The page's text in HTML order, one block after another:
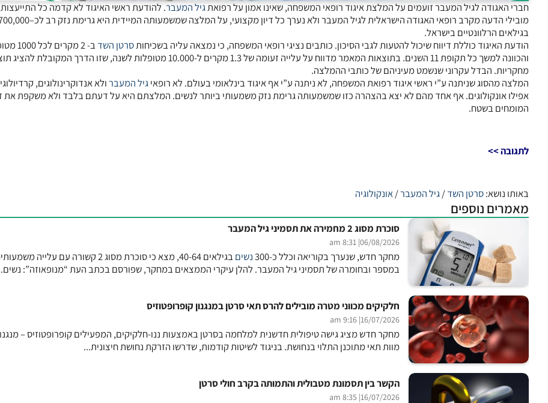
חברי האגודה לגיל המעבר זועמים על המלצת איגוד רופאי המשפחה, שאינו אמון על רפואתגיל המעבר. להודעת ראשי האיגוד לא קדמה כל
מובילי הדעה מקרב רופאי האגודה הישראלית לגיל המעבר ולא נערך כל דיון מקצועי, על המלצה שמשמעותה המיידית היא גרימת נזק רב לכ–700,000
בגילאים הרלוונטיים בישראל.
הודעת האיגוד כוללת דיווח שיכול להטעות לגבי הסיכון. כותבים נציגי רופאי המשפחה, כי נמצאה עליה בשכיחותסרטן השד
ב- 2 מקרים
והכוונה למשך כל תקופת 11 השנים. בתוצאות המאמר מדווח על עלייה זעומה של 1.3 מקרים ל-10.000 מטופלות לשנה, שזו הדרך
מחקריות. הבדל עקרוני שנשמט מעיניהם של כותבי ההמלצה.
המלצה מהסוג שניתנה ע”י ראשי איגוד רפואת המשפחה, לא ניתנה ע”י אף איגוד בינלאומי בעולם. לא רופאיגיל המעברולא אנדוקרינולוגים,
אפילו אונקולוגים. אף אחד מהם לא יצא בהצהרה כזו שמשמעותה גרימת נזק משמעותי ביותר לנשים. המלצתם היא על דעתם בלבד ולא משקפת
המומחים בשטח.
לתגובה >>
באותו נושא:סרטן השד/גיל המעבר/אונקולוגיה
מאמרים נוספים
סוכרת מסוג 2 מחמירה את תסמיני גיל המעבר
06/08/2026
| 8:31 am
מחקר חדש, שנערך בקוריאה וכלל כ-300 נשים
בגילאים 40-64, מצא כי סוכרת מסוג 2 קשורה עם עלייה
במספר ובחומרה של תסמיני גיל המעבר. להלן עיקרי הממצאים במחקר, שפורסם בכתב העת “מנופאוזה”:
חלקיקים מכווני מטרה מובילים להרס תאי סרטן במנגנון קופרופטוזיס
16/07/2026
| 9:16 am
מחקר חדש מציג גישה טיפולית חדשנית למלחמה בסרטן באמצעות ננו-חלקיקים, המפעילים קופרופטוזיס –
מוות תאי מתוכנן התלוי בנחושת. בניגוד לשיטות קודמות, שדרשו הזרקת נחושת חיצונית...
הקשר בין תסמונת מטבולית והתמותה בקרב חולי סרטן
16/07/2026
| 8:35 am